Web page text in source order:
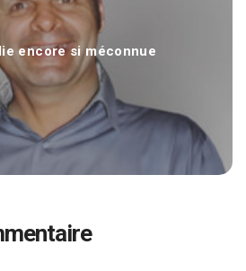
encore si méconnue